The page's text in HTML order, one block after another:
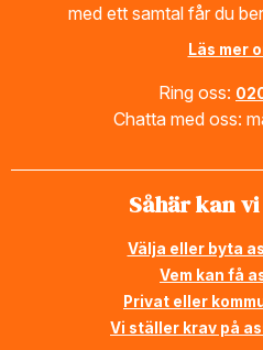
med ett samtal får du
Läs mer
Ring oss:
Chatta med oss:
Såhär kan
Välja eller byta
Vem kan få
Privat eller
Vi ställer krav på